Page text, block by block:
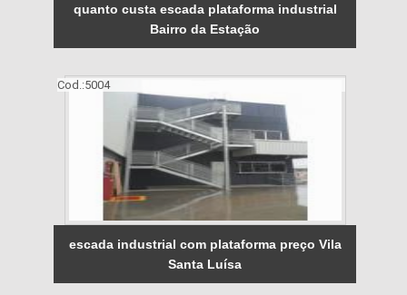
quanto custa escada plataforma industrial
Bairro da Estação
Cod.:5004
escada industrial com plataforma preço Vila
Santa Luísa